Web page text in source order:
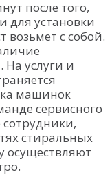
после того,
для установки
возьмет с собой.
услуги и
машинок
сервисного
стиральных
осуществляют